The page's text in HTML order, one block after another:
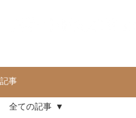
記事
全ての記事